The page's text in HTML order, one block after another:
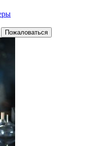
Пожаловаться